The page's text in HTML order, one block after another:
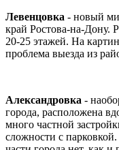
Левенцовка - новый
край Ростова-на-Дону.
20-25 этажей. На
проблема выезда из
Александровка -
города, расположена
много частной
сложности с